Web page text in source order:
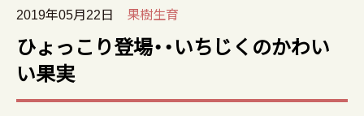
2019年05月22日 果樹生育
ひょっこり登場・・いちじくのかわい
い果実